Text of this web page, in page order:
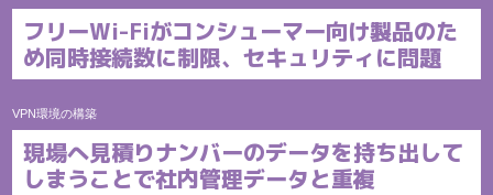
フリーWi-Fiがコンシューマー向け製品のた
め同時接続数に制限、セキュリティに問題
VPN環境の構築
現場へ見積りナンバーのデータを持ち出して
しまうことで社内管理データと重複